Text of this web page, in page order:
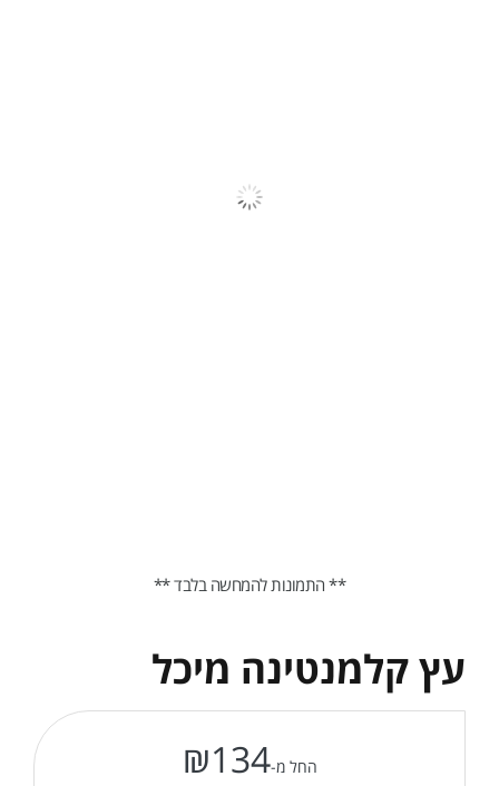
עץ קלמנטינה מיכל
החל מ- ₪134
** התמונות להמחשה בלבד **